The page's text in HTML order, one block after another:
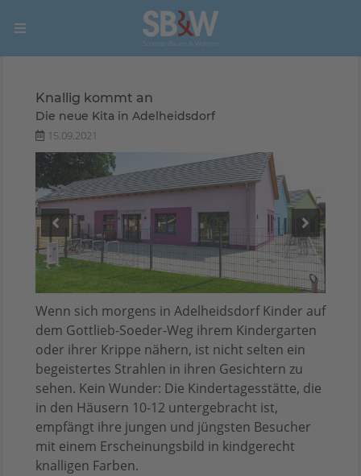
Knallig kommt an
Die neue Kita in Adelheidsdorf
15.09.2021
Wenn sich morgens in Adelheidsdorf Kinder auf
dem Gottlieb-Soeder-Weg ihrem Kindergarten
oder ihrer Krippe nähern, ist nicht selten ein
begeistertes Strahlen in ihren Gesichtern zu
sehen. Kein Wunder: Die Kindertagesstätte, die
in den Häusern 10-12 untergebracht ist,
empfängt ihre jungen und jüngsten Besucher
mit einem Erscheinungsbild in kindgerecht
knalligen Farben.